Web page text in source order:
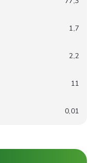
1,7
2,2
11
0,01